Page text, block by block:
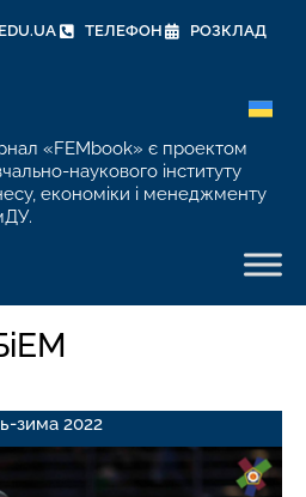
ТЕЛЕФОН
РОЗКЛАД
«FEMbook» є проектом
наукового інституту
економіки і менеджменту
зима 2022